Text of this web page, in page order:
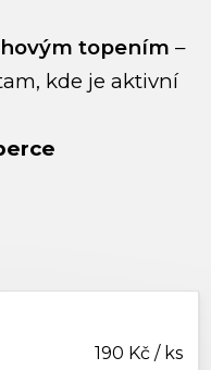
topením –
kde je aktivní
190 Kč / ks